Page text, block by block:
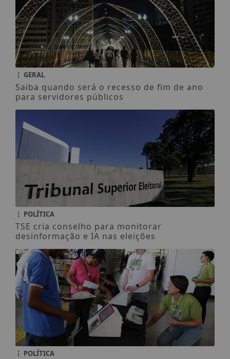
GERAL
Saiba quando será o recesso de fim de ano
para servidores públicos
POLÍTICA
TSE cria conselho para monitorar
desinformação e IA nas eleições
POLÍTICA